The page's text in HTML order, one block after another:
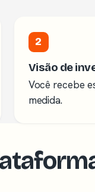
2
Visão de
Você recebe
medida.